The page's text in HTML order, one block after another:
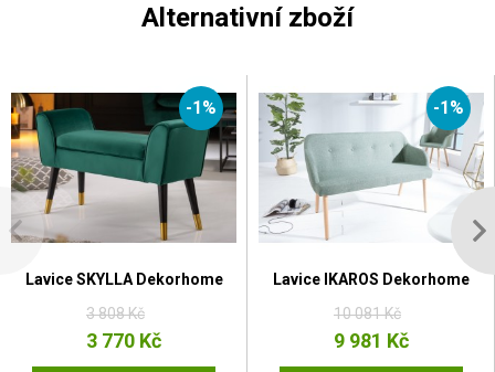
Alternativní zboží
-1%
Lavice SKYLLA Dekorhome
3 808 Kč
3 770 Kč
-1%
Lavice IKAROS Dekorhome
10 081 Kč
9 981 Kč